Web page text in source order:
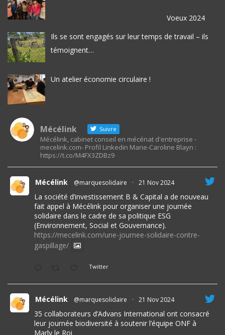
Voeux 2024
Ils se sont engagés sur leur temps de travail – ils
témoignent…
Un atelier économie circulaire !
Mécélink Suivre
Mécélink, cabinet conseil en mécénat d'entreprise -
mecelink.com- Profil Linkedin Marie-Caroline Blayn :
https://t.co/M4FX3ZDBz9
Mécélink @marquesolidaire · 21 Nov 2024
La société d’investissement B & Capital a de nouveau
fait appel à Mécélink pour organiser une journée
solidaire dans le cadre de sa politique ESG
(Environnement, Social et Gouvernance).
https://mecelink.com/une-journee-solidaire-contre-
gaspillage/
Twitter
Mécélink @marquesolidaire · 21 Nov 2024
35 collaborateurs d’Advans International ont consacré
leur journée biodiversité à soutenir l’équipe ONF à
Marly le Roi